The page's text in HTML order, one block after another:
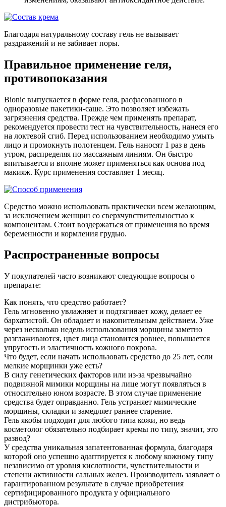
Благодаря натуральному составу гель не вызывает
раздражений и не забивает поры.
Правильное применение геля,
противопоказания
Bionic выпускается в форме геля, расфасованного в
одноразовые пакетики-саше. Это позволяет избежать
загрязнения средства. Прежде чем применять препарат,
рекомендуется провести тест на чувствительность, нанеся его
на локтевой сгиб. Перед использованием необходимо умыть
лицо и промокнуть полотенцем. Гель наносят 1 раз в день
утром, распределяя по массажным линиям. Он быстро
впитывается и вполне может применяться как основа под
макияж. Курс применения составляет 1 месяц.
Средство можно использовать практически всем желающим,
за исключением женщин со сверхчувствительностью к
компонентам. Стоит воздержаться от применения во время
беременности и кормления грудью.
Распространенные вопросы
У покупателей часто возникают следующие вопросы о
препарате:
Как понять, что средство работает?
Гель мгновенно увлажняет и подтягивает кожу, делает ее
бархатистой. Он обладает и накопительным действием. Уже
через несколько недель использования морщины заметно
разглаживаются, цвет лица становится ровнее, повышается
упругость и эластичность кожного покрова.
Что будет, если начать использовать средство до 25 лет, если
мелкие морщинки уже есть?
В силу генетических факторов или из-за чрезвычайно
подвижной мимики морщины на лице могут появляться в
относительно юном возрасте. В этом случае применение
средства будет оправданно. Гель устраняет мимические
морщины, складки и замедляет раннее старение.
Гель якобы подходит для любого типа кожи, но ведь
косметолог обязательно подбирает кремы по типу, значит, это
развод?
У средства уникальная запатентованная формула, благодаря
которой оно успешно адаптируется к любому кожному типу
независимо от уровня кислотности, чувствительности и
степени активности сальных желез. Производитель заявляет о
гарантированном результате в случае приобретения
сертифицированного продукта у официального
дистрибьютора.